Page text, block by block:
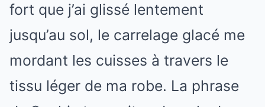
fort que j’ai glissé lentement
jusqu’au sol, le carrelage glacé me
mordant les cuisses à travers le
tissu léger de ma robe. La phrase